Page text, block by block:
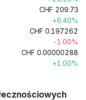
CHF 209.73
+6.40%
CHF 0.197262
-1.00%
CHF 0.00000288
+1.00%